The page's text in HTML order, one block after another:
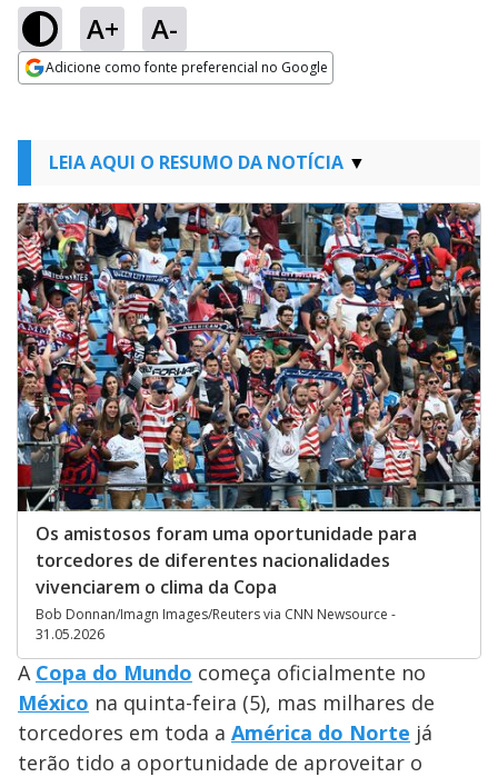
A+ A-
Adicione como fonte preferencial no Google
LEIA AQUI O RESUMO DA NOTÍCIA
Os amistosos foram uma oportunidade para
torcedores de diferentes nacionalidades
vivenciarem o clima da Copa
Bob Donnan/Imagn Images/Reuters via CNN Newsource -
31.05.2026
A Copa do Mundo começa oficialmente no
México na quinta-feira (5), mas milhares de
torcedores em toda a América do Norte já
terão tido a oportunidade de aproveitar o